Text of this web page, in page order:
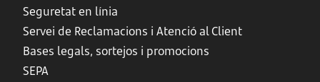
Seguretat en línia
Servei de Reclamacions i Atenció al Client
Bases legals, sortejos i promocions
SEPA